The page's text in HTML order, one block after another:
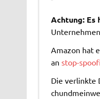
Achtung: Es
Amazon hat
an stop-
Die verlinkte